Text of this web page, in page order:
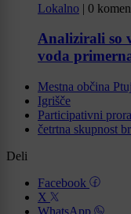
Lokalno | 0
Analizirali so
voda
Mestna občina Ptuj
Igrišče
Participativni
četrtna skupnost
Deli
Facebook
X